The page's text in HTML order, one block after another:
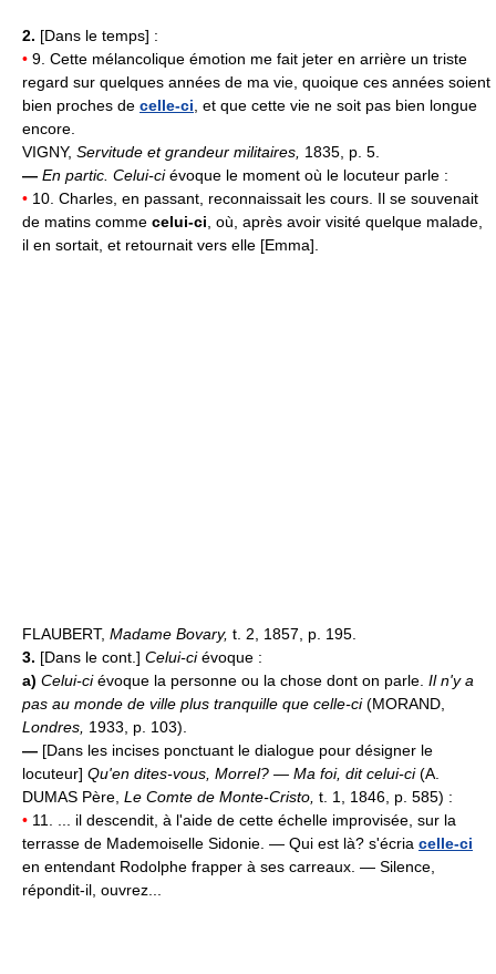
2. [Dans le temps] :
• 9. Cette mélancolique émotion me fait jeter en arrière un triste
regard sur quelques années de ma vie, quoique ces années soient
bien proches de celle-ci , et que cette vie ne soit pas bien longue
encore.
VIGNY, Servitude et grandeur militaires, 1835, p. 5.
— En partic. Celui-ciévoque le moment où le locuteur parle :
• 10. Charles, en passant, reconnaissait les cours. Il se souvenait
de matins comme celui-ci , où, après avoir visité quelque malade,
il en sortait, et retournait vers elle [Emma].
FLAUBERT, Madame Bovary, t. 2, 1857, p. 195.
3. [Dans le cont.] Celui-ciévoque :
a) Celui-ciévoque la personne ou la chose dont on parle. Il n'y a
pas au monde de ville plus tranquille que celle-ci(MORAND,
Londres, 1933, p. 103).
— [Dans les incises ponctuant le dialogue pour désigner le
locuteur] Qu'en dites-vous, Morrel? — Ma foi, dit celui-ci(A.
DUMAS Père, Le Comte de Monte-Cristo, t. 1, 1846, p. 585) :
• 11. ... il descendit, à l'aide de cette échelle improvisée, sur la
terrasse de Mademoiselle Sidonie. — Qui est là? s'écria celle-ci
en entendant Rodolphe frapper à ses carreaux. — Silence,
répondit-il, ouvrez...